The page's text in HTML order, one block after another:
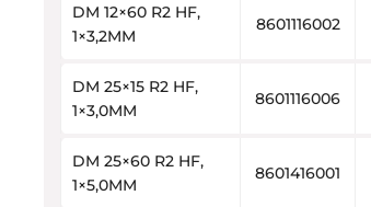
DM 12×60 R2 HF,
1×3,2MM
8601116002
DM 25×15 R2 HF,
1×3,0MM
8601116006
DM 25×60 R2 HF,
1×5,0MM
8601416001